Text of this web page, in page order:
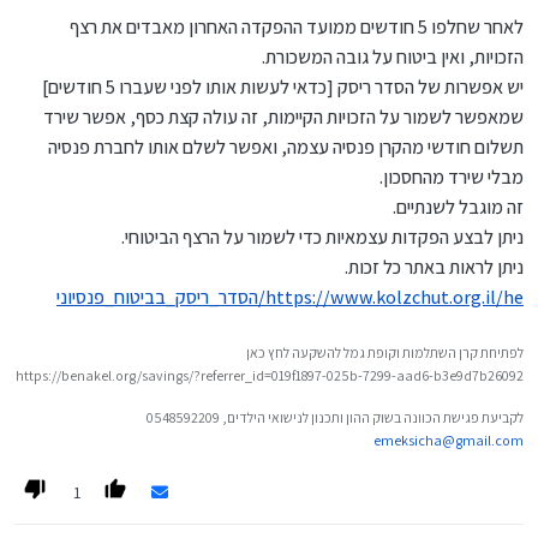
להתייעץ עם גורם מקצועי שיבדוק שהחוזה אכן ממצה את
הזכויות שלכם.
שמגיע לכם!
הכותבת הינה יועצת פנסיונית מורשית ומתכננת פרישה
לאחר שחלפו 5 חודשים ממועד ההפקדה האחרון מאבדים את רצף
הזכויות, ואין ביטוח על גובה המשכורת.
יש אפשרות של הסדר ריסק [כדאי לעשות אותו לפני שעברו 5 חודשים]
שמאפשר לשמור על הזכויות הקיימות, זה עולה קצת כסף, אפשר שירד
תשלום חודשי מהקרן פנסיה עצמה, ואפשר לשלם אותו לחברת פנסיה
מבלי שירד מהחסכון.
זה מוגבל לשנתיים.
ניתן לבצע הפקדות עצמאיות כדי לשמור על הרצף הביטוחי.
ניתן לראות באתר כל זכות.
https://www.kolzchut.org.il/he/הסדר_ריסק_בביטוח_פנסיוני
לפתיחת קרן השתלמות וקופת גמל להשקעה לחץ כאן
https://benakel.org/savings/?referrer_id=019f1897-025b-7299-aad6-b3e9d7b26092
לקביעת פגישת הכוונה בשוק ההון ותכנון לנישואי הילדים, 0548592209
emeksicha@gmail.com
1